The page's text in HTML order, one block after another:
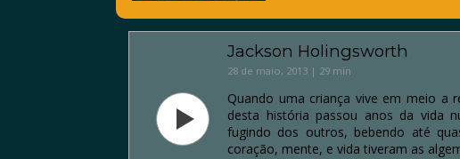
Jackson Holingsworth
28 de maio, 2013 | 29 min
Quando uma criança vive em meio a
desta história passou anos da vida
fugindo dos outros, bebendo até
coração, mente, e vida tiveram as